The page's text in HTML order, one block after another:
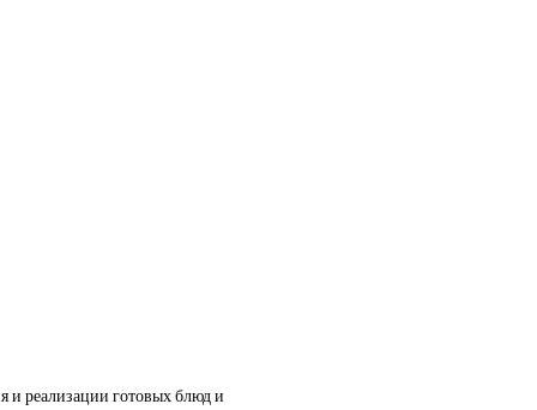
и реализации готовых блюд и